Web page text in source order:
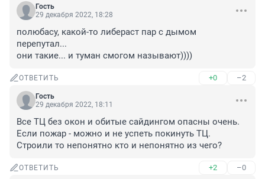
Гость
29 декабря 2022, 18:28
полюбасу, какой-то либераст пар с дымом
перепутал...
они такие... и туман смогом называют))))
ОТВЕТИТЬ +0 –2
Гость
29 декабря 2022, 18:11
Все ТЦ без окон и обитые сайдингом опасны очень.
Если пожар - можно и не успеть покинуть ТЦ.
Строили то непонятно кто и непонятно из чего?
ОТВЕТИТЬ +2 –0